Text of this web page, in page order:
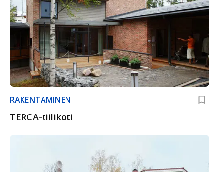
RAKENTAMINEN
TERCA-tiilikoti